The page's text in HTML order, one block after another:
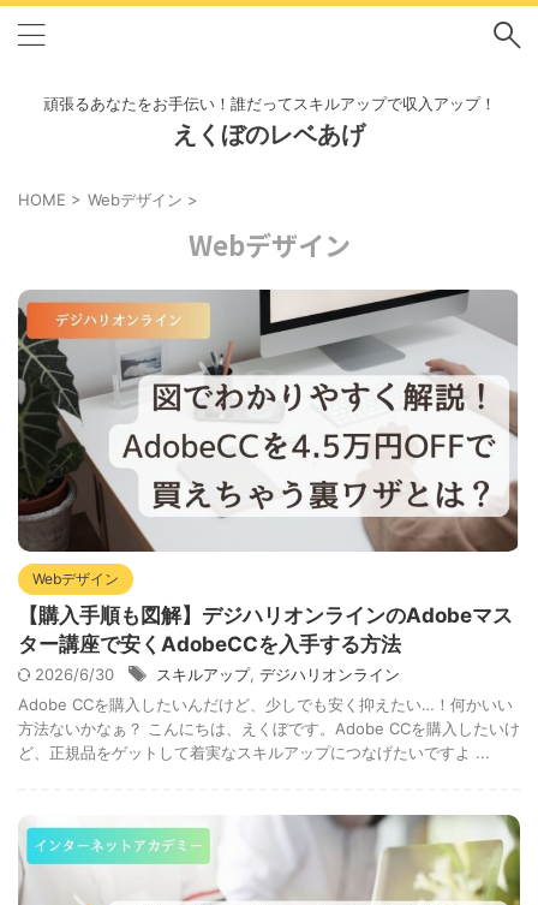
頑張るあなたをお手伝い！誰だってスキルアップで収入アップ！
えくぼのレベあげ
HOME > Webデザイン >
Webデザイン
Webデザイン
【購入手順も図解】デジハリオンラインのAdobeマス
ター講座で安くAdobeCCを入手する方法
2026/6/30 スキルアップ, デジハリオンライン
Adobe CCを購入したいんだけど、少しでも安く抑えたい…！何かいい
方法ないかなぁ？ こんにちは、えくぼです。Adobe CCを購入したいけ
ど、正規品をゲットして着実なスキルアップにつなげたいですよ ...